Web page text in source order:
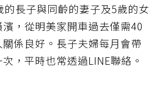
的長子與同齡的妻子及5歲的女
，從明美家開車過去僅需40
係良好。長子夫婦每月會帶
，平時也常透過LINE聯絡。